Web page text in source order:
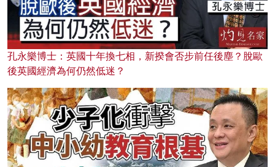
孔永樂博士：英國十年換七相，新揆會否步前任後塵？脫歐
後英國經濟為何仍然低迷？